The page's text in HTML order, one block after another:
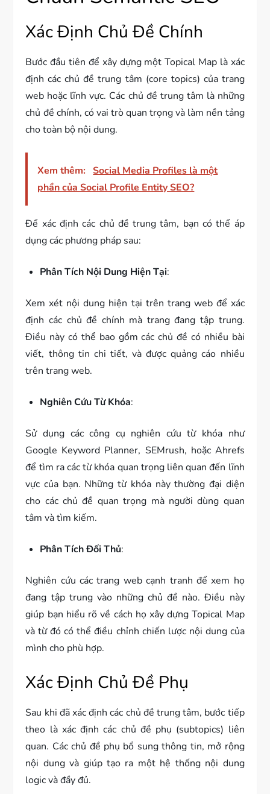
Xác Định Chủ Đề Chính
Bước đầu tiên để xây dựng một Topical Map là xác
định các chủ đề trung tâm (core topics) của trang
web hoặc lĩnh vực. Các chủ đề trung tâm là những
chủ đề chính, có vai trò quan trọng và làm nền tảng
cho toàn bộ nội dung.
Xem thêm: Social Media Profiles là một
phần của Social Profile Entity SEO?
Để xác định các chủ đề trung tâm, bạn có thể áp
dụng các phương pháp sau:
Phân Tích Nội Dung Hiện Tại:
Xem xét nội dung hiện tại trên trang web để xác
định các chủ đề chính mà trang đang tập trung.
Điều này có thể bao gồm các chủ đề có nhiều bài
viết, thông tin chi tiết, và được quảng cáo nhiều
trên trang web.
Nghiên Cứu Từ Khóa:
Sử dụng các công cụ nghiên cứu từ khóa như
Google Keyword Planner, SEMrush, hoặc Ahrefs
để tìm ra các từ khóa quan trọng liên quan đến lĩnh
vực của bạn. Những từ khóa này thường đại diện
cho các chủ đề quan trọng mà người dùng quan
tâm và tìm kiếm.
Phân Tích Đối Thủ:
Nghiên cứu các trang web cạnh tranh để xem họ
đang tập trung vào những chủ đề nào. Điều này
giúp bạn hiểu rõ về cách họ xây dựng Topical Map
và từ đó có thể điều chỉnh chiến lược nội dung của
mình cho phù hợp.
Xác Định Chủ Đề Phụ
Sau khi đã xác định các chủ đề trung tâm, bước tiếp
theo là xác định các chủ đề phụ (subtopics) liên
quan. Các chủ đề phụ bổ sung thông tin, mở rộng
nội dung và giúp tạo ra một hệ thống nội dung
logic và đầy đủ.